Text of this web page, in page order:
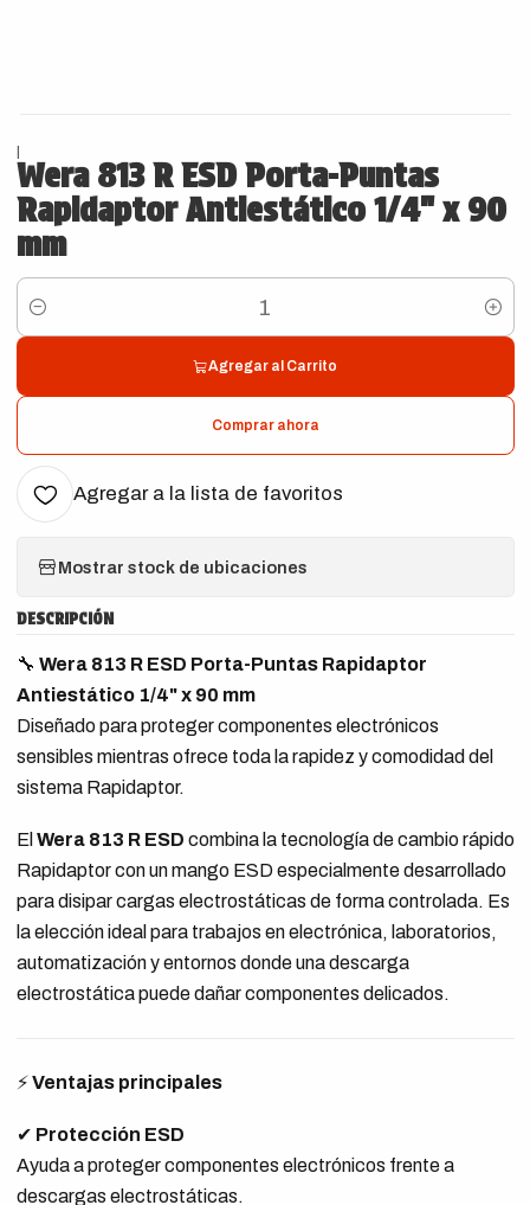
|
Wera 813 R ESD Porta-Puntas
Rapidaptor Antiestático 1/4" x 90
mm
Cantidad
Agregar al Carrito
Comprar ahora
Agregar a la lista de favoritos
Mostrar stock de ubicaciones
DESCRIPCIÓN
🔧 Wera 813 R ESD Porta-Puntas Rapidaptor
Antiestático 1/4" x 90 mm
Diseñado para proteger componentes electrónicos
sensibles mientras ofrece toda la rapidez y comodidad del
sistema Rapidaptor.
El Wera 813 R ESD combina la tecnología de cambio rápido
Rapidaptor con un mango ESD especialmente desarrollado
para disipar cargas electrostáticas de forma controlada. Es
la elección ideal para trabajos en electrónica, laboratorios,
automatización y entornos donde una descarga
electrostática puede dañar componentes delicados.
⚡Ventajas principales
✔ Protección ESD
Ayuda a proteger componentes electrónicos frente a
descargas electrostáticas.